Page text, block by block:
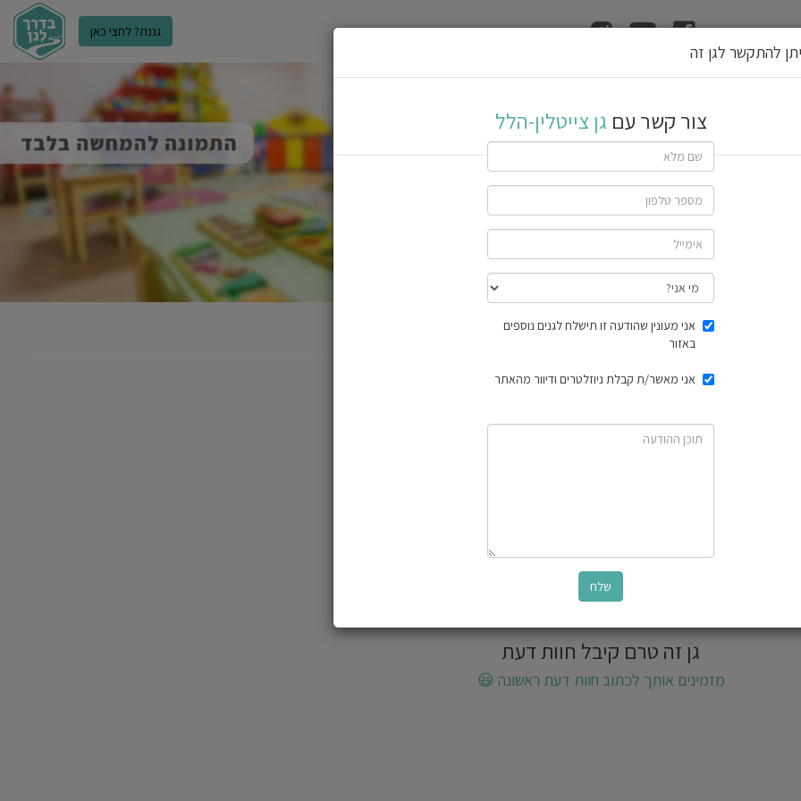
גננת? לחצי כאן
הוצאת רשיון גן
חוות דעת
גן זה טרם קיבל חוות דעת
מזמינים אותך לכתוב חוות דעת ראשונה 😃
להתקשר לגן זה
צור קשר עם גן צייטלין-הלל
אני מעונין שהודעה זו תישלח לגנים נוספים
באזור
אני מאשר/ת קבלת ניוזלטרים ודיוור מהאתר